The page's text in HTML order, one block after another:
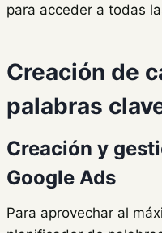
para acceder a todas
Creación de
palabras
Creación y
Google Ads
Para aprovechar al